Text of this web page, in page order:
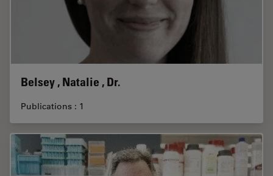
Belsey , Natalie , Dr.
Publications : 1